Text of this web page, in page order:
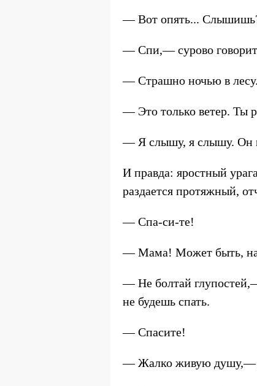
— Вот опять...
— Спи,— сурово
— Страшно ночью в
— Это только ветер. Ты
— Я слышу, я слышу. Он
И правда: яростный
раздается протяжный,
— Спа-си-те!
— Мама! Может быть, на
— Не болтай
не будешь спать.
— Спасите!
— Жалко живую душу,—